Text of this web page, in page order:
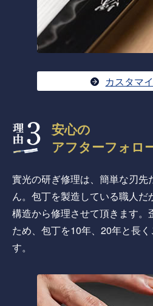
カスタマ
安心の
アフターフォロ
實光の研ぎ修理は、簡単な刃先
ん。包丁を製造している職人
構造から修理させて頂きます。
ため、包丁を10年、20年と長
す。